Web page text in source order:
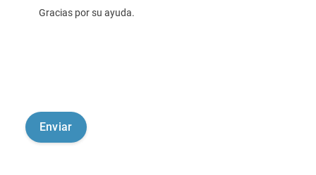
Gracias por su ayuda.